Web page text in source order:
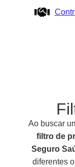
Ao buscar
filtro de
Seguro
diferentes